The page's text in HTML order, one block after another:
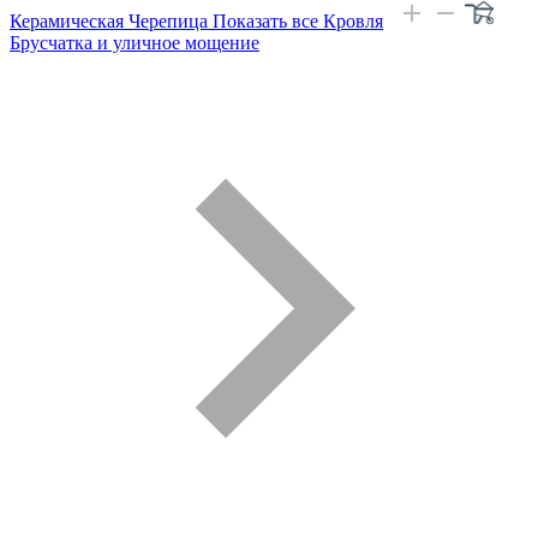
Керамическая Черепица Показать все Кровля
Брусчатка и уличное мощение